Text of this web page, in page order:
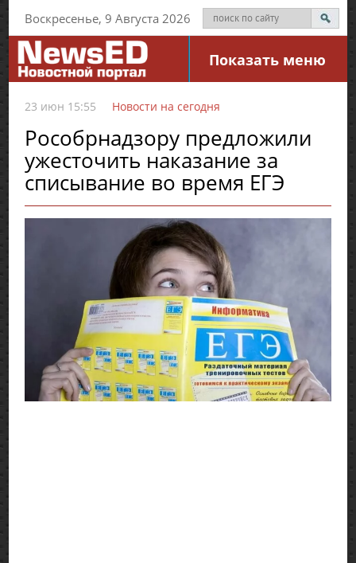
Воскресенье, 9 Августа 2026
Показать меню
23 июн 15:55 Новости на сегодня
Рособрнадзору предложили
ужесточить наказание за
списывание во время ЕГЭ